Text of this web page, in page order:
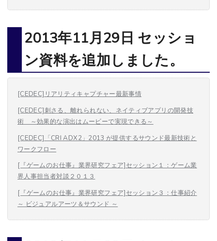
2013年11月29日 セッショ
ン資料を追加しました。
[CEDEC]リアリティキャプチャー最新事情
[CEDEC]刺さる、離れられない、ネイティブアプリの開発技
術 ～効果的な演出はムービーで実現できる～
[CEDEC]「CRI ADX2」2013 が提供するサウンド最新技術と
ワークフロー
[『ゲームのお仕事』業界研究フェア]セッション１：ゲーム業
界人事担当者対談２０１３
[『ゲームのお仕事』業界研究フェア]セッション３：仕事紹介
～ ビジュアルアーツ＆サウンド ～